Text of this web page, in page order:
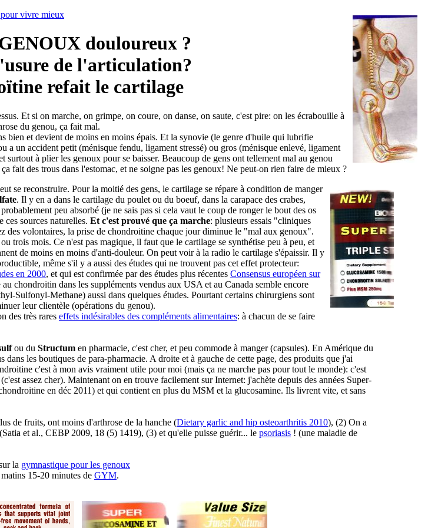
vivre mieux
douloureux ?
de l'articulation?
refait le cartilage
Et si on marche, on grimpe, on coure, on danse, on saute, c'est pire: on les écrabouille à
du genou, ça fait mal.
bien et devient de moins en moins épais. Et la synovie (le genre d'huile qui lubrifie
un accident petit (ménisque fendu, ligament stressé) ou gros (ménisque enlevé, ligament
à plier les genoux pour se baisser. Beaucoup de gens ont tellement mal au genou
fait des trous dans l'estomac, et ne soigne pas les genoux! Ne peut-on rien faire de mieux ?
se reconstruire. Pour la moitié des gens, le cartilage se répare à condition de manger
. Il y en a dans le cartilage du poulet ou du boeuf, dans la carapace des crabes,
peu absorbé (je ne sais pas si cela vaut le coup de ronger le bout des os
sources naturelles. Et c'est prouvé que ça marche: plusieurs essais "cliniques
des volontaires, la prise de chondroitine chaque jour diminue le "mal aux genoux".
trois mois. Ce n'est pas magique, il faut que le cartilage se synthétise peu à peu, et
de moins en moins d'anti-douleur. On peut voir à la radio le cartilage s'épaissir. Il y
même s'il y a aussi des études qui ne trouvent pas cet effet protecteur:
en 2000, et qui est confirmée par des études plus récentes Consensus européen sur
au chondroitin dans les suppléments vendus aux USA et au Canada semble encore
Sulfonyl-Methane) aussi dans quelques études. Pourtant certains chirurgiens sont
leur clientèle (opérations du genou).
des très rares effets indésirables des compléments alimentaires: à chacun de se faire
ou du Structum en pharmacie, c'est cher, et peu commode à manger (capsules). En Amérique du
dans les boutiques de para-pharmacie. A droite et à gauche de cette page, des produits que j'ai
c'est à mon avis vraiment utile pour moi (mais ça ne marche pas pour tout le monde): c'est
assez cher). Maintenant on en trouve facilement sur Internet: j'achète depuis des années Super-
en déc 2011) et qui contient en plus du MSM et la glucosamine. Ils livrent vite, et sans
de fruits, ont moins d'arthrose de la hanche (Dietary garlic and hip osteoarthritis 2010), (2) On a
et al., CEBP 2009, 18 (5) 1419), (3) et qu'elle puisse guérir... le psoriasis ! (une maladie de
la gymnastique pour les genoux
15-20 minutes de GYM.